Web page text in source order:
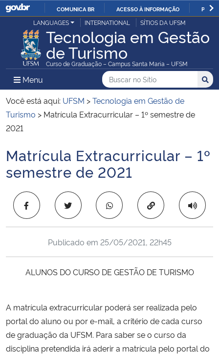
IR
PARA
O
CONTEÚDO
COMUNICA BR ACESSO À INFORMAÇÃO
Ministério da Justiça e Segurança Pública
Ministério da Defesa
Ministério das Relações Exteriores
Ministério da Economia
Ministério da Infraestrutura
Ministério da Agricultura, Pecuária e Abastecimento
Ministério da Educação
Ministério da Cidadania
Ministério da Ciência, Tecnologia, Inovações e Comunicações
Ministério do Meio Ambiente
LANGUAGES INTERNATIONAL SÍTIOS DA UFSM
Tecnologia em Gestão
de Turismo
Curso de Graduação – Campus Santa Maria – UFSM
Menu Menu Principal do Sítio
Busca
Buscar no no Sítio
Busca:
Você está aqui: UFSM >Tecnologia em Gestão de
Turismo > Matrícula Extracurricular – 1º semestre de
2021
Início do conteúdo
Matrícula Extracurricular – 1º
semestre de 2021
Copiar para área
Publicado em 25/05/2021, 22h45
ALUNOS DO CURSO DE GESTÃO DE TURISMO
A matrícula extracurricular poderá ser realizada pelo
portal do aluno ou por e-mail, a critério de cada curso
de graduação da UFSM. Para saber se o curso da
disciplina pretendida irá aderir a matrícula pelo portal do